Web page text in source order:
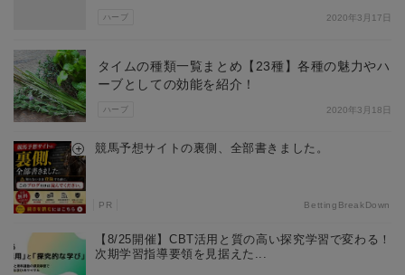
ハーブ 2020年3月17日
ハーブ
タイムの種類一覧まとめ【23種】各種の魅力やハ
ーブとしての効能を紹介！
2020年3月18日
競馬予想サイトの裏側、全部書きました。
PR BettingBreakDown
【8/25開催】CBT活用と質の高い探究学習で変わる！
次期学習指導要領を見据えた...